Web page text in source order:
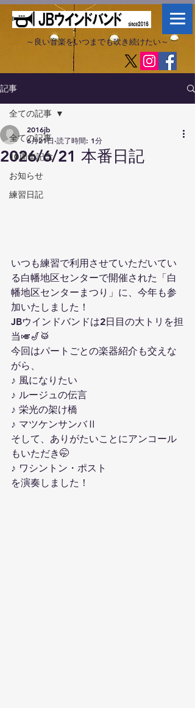
～良い音楽をいつまでも吹き続けたい～​
記事
全ての記事
10周年記念
お知らせ
練習日記
全ての記事
2026/6/21 本番日記
2016jb
6月21日 読了時間: 1分
いつも練習で利用させていただいてい
る白幡地区センターで開催された「白
幡地区センターまつり」に、今年も参
加いたしました！
JBウインドバンドは2日目の大トリを担
当🎺🎷🥁
今回はパートごとの楽器紹介も交えな
がら、
♪ 風になりたい
♪ ルージュの伝言
♪ 栄光の架け橋
♪ マツケンサンバⅡ
そして、ありがたいことにアンコール
もいただき🤭
♪ ワシントン・ポスト
を演奏しました！